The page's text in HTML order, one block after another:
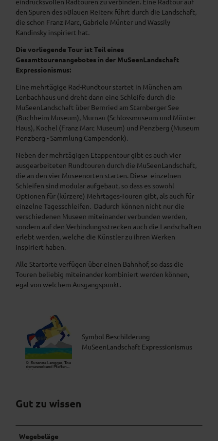
den Spuren des »Blauen Reiter« führt durch die Landschaft,
die schon Franz Marc, Gabriele Münter und Wassily
Kandinsky inspiriert hat.
Die vorliegende Tour ist Teil eines
Gesamttourenangebotes in der MuSeenLandschaft
Expressionismus:
Eine mehrtägige Rad-Rundtour startet in München am
Lenbachhaus und dreht dann eine Schleife durch die
MuSeenLandschaft über Bernried am Starnberger See
(Buchheim Museum), Murnau (Schlossmuseum und Münter
Haus), Kochel (Franz Marc Museum) und Penzberg (Museum
Penzberg - Sammlung Campendonk).
Neben der mehrtägigen Etappentour gibt es auch vier
ausgearbeiteten Rundtouren durch die MuSeenLandschaft,
die an den vier Museenorten starten. Diese einzelnen
Schleifen sind modular aufgebaut, so dass es sowohl
Optionen für (kürzere) Mehrtages-Touren gibt, als auch für
einzelne Tagesschleifen. Dadurch können nicht nur die
verschiedenen Museen miteinander verbunden werden,
sondern auf den Verbindungsstrecken auch die Landschaften
erlebt werden, welche die Künstler zu ihren Werken
inspiriert haben.
Alle Startorte verfügen über einen Bahnhof, so dass die
Touren beliebig miteinander kombiniert werden können,
egal von welchem Ausgangspunkt.
© Susanne Lengger, Tou
rismusverband Pfaffenwi
nkel
Symbol Beschilderung
MuSeenLandschaft Expressionismus
Gut zu wissen
Wegebeläge